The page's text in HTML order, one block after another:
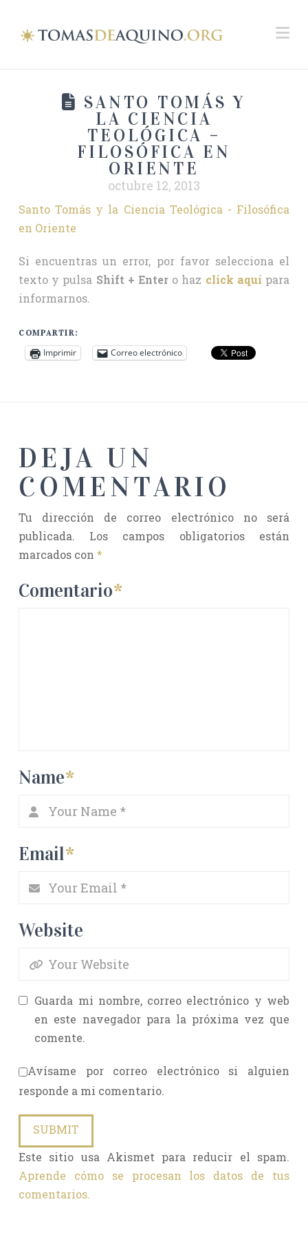
SANTO TOMÁS Y
LA CIENCIA
TEOLÓGICA –
FILOSÓFICA EN
ORIENTE
octubre 12, 2013
Santo Tomás y la Ciencia Teológica - Filosófica
en Oriente
Si encuentras un error, por favor selecciona el
texto y pulsa Shift + Enter o haz click aquí para
informarnos.
COMPARTIR:
Imprimir Correo electrónico
DEJA UN
COMENTARIO
Tu dirección de correo electrónico no será
publicada.
Los campos obligatorios están
marcados con *
Comentario*
Name*
Email*
Website
Guarda mi nombre, correo electrónico y web
en este navegador para la próxima vez que
comente.
Avísame por correo electrónico si alguien
responde a mi comentario.
Este sitio usa Akismet para reducir el spam.
Aprende cómo se procesan los datos de tus
comentarios.